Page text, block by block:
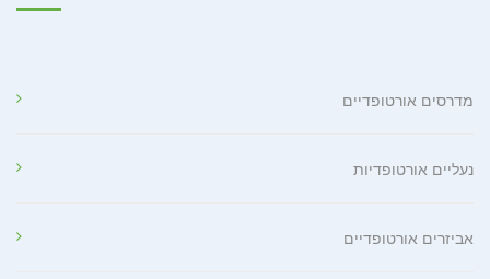
מדרסים אורטופדיים
נעליים אורטופדיות
אביזרים אורטופדיים